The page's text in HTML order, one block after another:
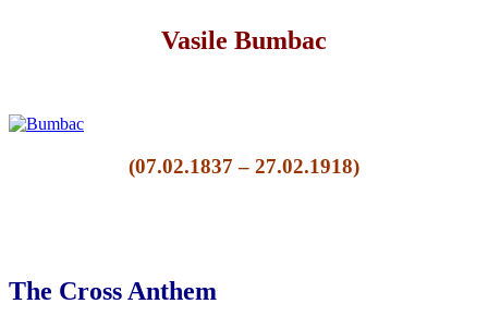
Vasile Bumbac
(07.02.1837 – 27.02.1918)
The Cross Anthem